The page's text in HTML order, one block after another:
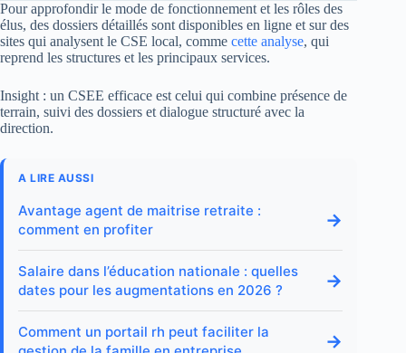
Pour approfondir le mode de fonctionnement et les rôles des
élus, des dossiers détaillés sont disponibles en ligne et sur des
sites qui analysent le CSE local, comme cette analyse, qui
reprend les structures et les principaux services.
Insight : un CSEE efficace est celui qui combine présence de
terrain, suivi des dossiers et dialogue structuré avec la
direction.
A LIRE AUSSI
Avantage agent de maitrise retraite :
comment en profiter
→
Salaire dans l’éducation nationale : quelles
dates pour les augmentations en 2026 ?
→
Comment un portail rh peut faciliter la
→